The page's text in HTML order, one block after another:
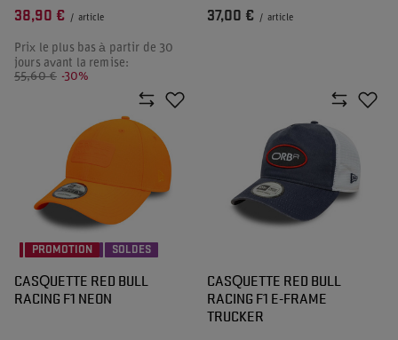
38,90 € / article
Prix le plus bas à partir de 30
jours avant la remise:
55,60 € -30%
37,00 € / article
PROMOTION SOLDES
CASQUETTE RED BULL
RACING F1 NEON
CASQUETTE RED BULL
RACING F1 E-FRAME
TRUCKER